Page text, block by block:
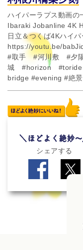
ハイパーラプス動画の
Ibaraki Jobanline 4K
日立＆つくば4Kハイパ
https://youtu.be/
#取手 #河川敷 #夕
城 #horizon #toride
bridge #evening #絶景
シェアする